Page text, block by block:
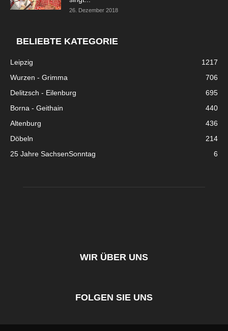
26. Dezember 2018
BELIEBTE KATEGORIE
Leipzig
1217
Wurzen - Grimma
706
Delitzsch - Eilenburg
695
Borna - Geithain
440
Altenburg
436
Döbeln
214
25 Jahre SachsenSonntag
6
WIR ÜBER UNS
FOLGEN SIE UNS